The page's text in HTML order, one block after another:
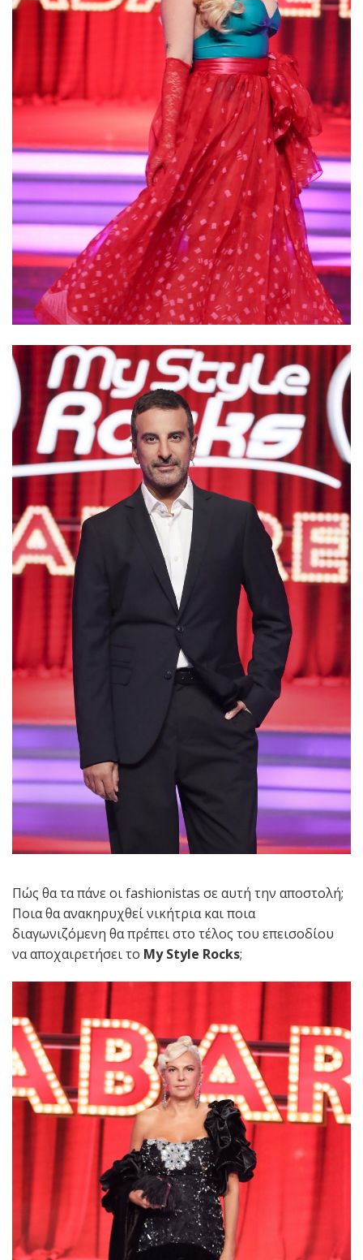
Πώς θα τα πάνε οι fashionistas σε αυτή την αποστολή;
Ποια θα ανακηρυχθεί νικήτρια και ποια
διαγωνιζόμενη θα πρέπει στο τέλος του επεισοδίου
να αποχαιρετήσει το My Style Rocks;